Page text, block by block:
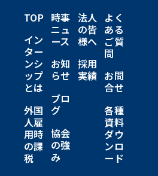
TOP
イン
ター
ンシ
ップ
とは
外国
人雇
用時
の課
税
時事
ニュ
ース
お知
らせ
ブロ
グ
協会
の強
み
法人
の皆
様へ
採用
実績
よく
ある
ご質
問
お問
合せ
各種
資料
ダウ
ンロ
ード